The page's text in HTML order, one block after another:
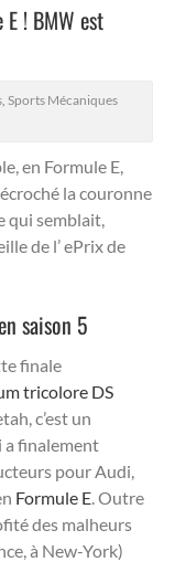
! BMW est
Sports Mécaniques
en Formule E,
la couronne
qui semblait,
de l’ ePrix de
saison 5
finale
tricolore DS
c’est un
a finalement
pour Audi,
Formule E. Outre
des malheurs
à New-York)